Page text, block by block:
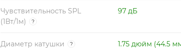
Чувствительность SPL
(1Вт/1м)
?
97 дБ
Диаметр катушки ? 1.75 дюйм (44.5